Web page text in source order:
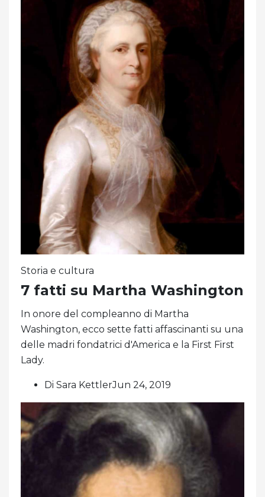
Storia e cultura
7 fatti su Martha Washington
In onore del compleanno di Martha
Washington, ecco sette fatti affascinanti su una
delle madri fondatrici d'America e la First First
Lady.
Di Sara KettlerJun 24, 2019